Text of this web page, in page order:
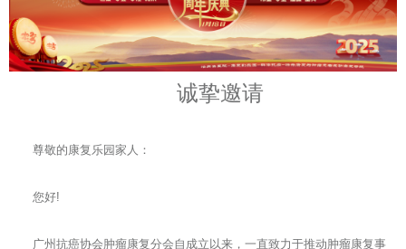
诚挚邀请
尊敬的康复乐园家人：
您好!
广州抗癌协会肿瘤康复分会自成立以来，一直致力于推动肿瘤康复事